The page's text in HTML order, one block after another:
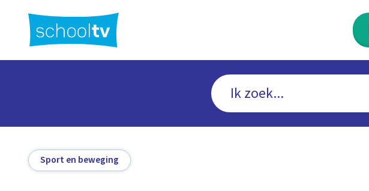
hoofdinhoud
Sport en beweging